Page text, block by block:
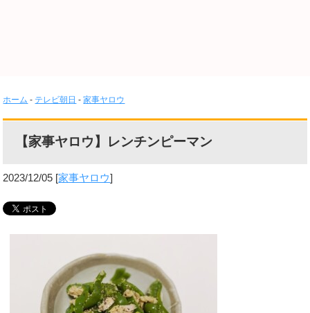
ホーム - テレビ朝日 -家事ヤロウ
【家事ヤロウ】レンチンピーマン
2023/12/05 [家事ヤロウ]